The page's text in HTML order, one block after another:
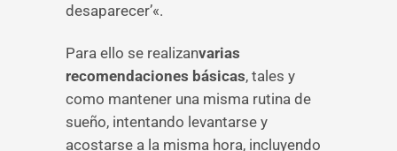
desaparecer’«.
Para ello se realizanvarias
recomendaciones básicas, tales y
como mantener una misma rutina de
sueño, intentando levantarse y
acostarse a la misma hora, incluyendo